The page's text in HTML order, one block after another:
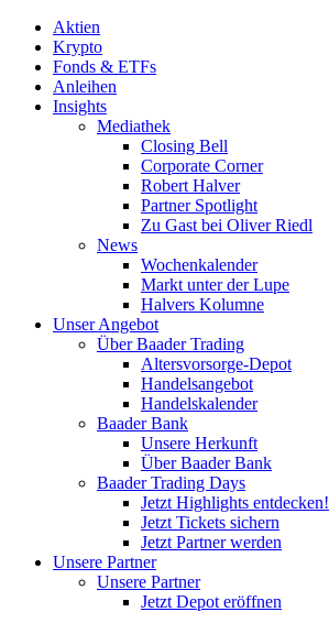
Aktien
Krypto
Fonds & ETFs
Anleihen
Insights
Mediathek
Closing Bell
Corporate Corner
Robert Halver
Partner Spotlight
Zu Gast bei Oliver Riedl
News
Wochenkalender
Markt unter der Lupe
Halvers Kolumne
Unser Angebot
Über Baader Trading
Altersvorsorge-Depot
Handelsangebot
Handelskalender
Baader Bank
Unsere Herkunft
Über Baader Bank
Baader Trading Days
Jetzt Highlights entdecken!
Jetzt Tickets sichern
Jetzt Partner werden
Unsere Partner
Unsere Partner
Jetzt Depot eröffnen